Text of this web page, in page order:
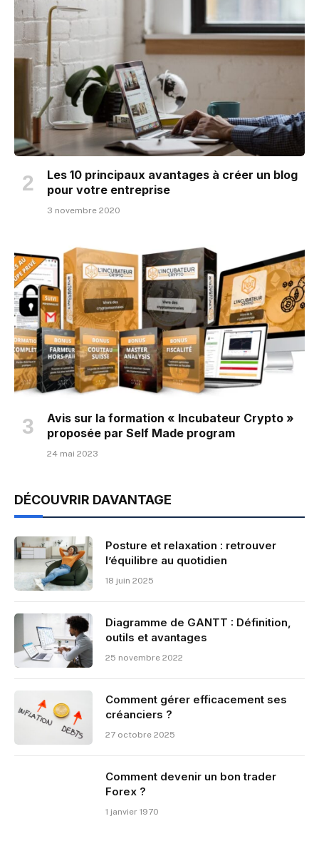
Les 10 principaux avantages à créer un blog
pour votre entreprise
3 novembre 2020
Avis sur la formation « Incubateur Crypto »
proposée par Self Made program
24 mai 2023
DÉCOUVRIR DAVANTAGE
Posture et relaxation : retrouver
l’équilibre au quotidien
18 juin 2025
Diagramme de GANTT : Définition,
outils et avantages
25 novembre 2022
Comment gérer efficacement ses
créanciers ?
27 octobre 2025
Comment devenir un bon trader
Forex ?
1 janvier 1970